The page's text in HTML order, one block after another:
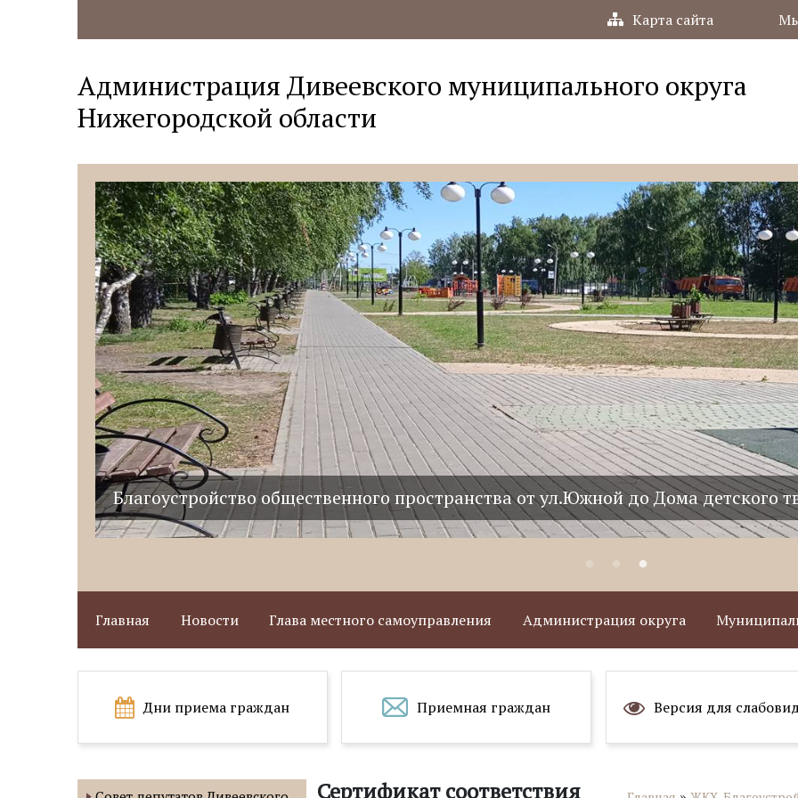
Карта сайта
Администрация Дивеевского муниципального округа
Нижегородской области
Благоустройство общественного пространства от ул.Южной до Дома детского
Главная Новости Глава местного самоуправления Администрация округа
Дни приема граждан Приемная граждан Версия для
Сертификат соответствия